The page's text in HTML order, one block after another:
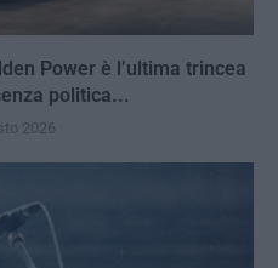
Power è l’ultima trincea
politica...
2026